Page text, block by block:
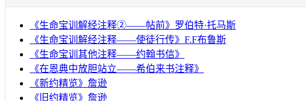
《生命宝训解经注释②——帖前》罗伯特·托马斯
《生命宝训解经注释——使徒行传》F.F布鲁斯
《生命宝训其他注释——约翰书信》
《在恩典中放胆站立——希伯来书注释》
《新约精览》詹逊
《旧约精览》詹逊